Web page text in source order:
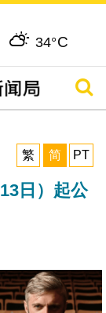
34°C
搜寻
繁
简 PT
日）起公